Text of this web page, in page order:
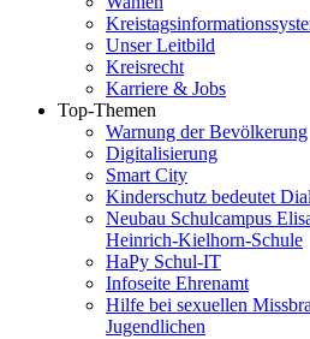
Unser Leitbild
Kreisrecht
Karriere & Jobs
Top-Themen
Warnung der Bevölkerung
Digitalisierung
Smart City
Kinderschutz bedeutet
Neubau Schulcampus
Heinrich-Kielhorn-Schule
HaPy Schul-IT
Infoseite Ehrenamt
Hilfe bei sexuellen
Jugendlichen